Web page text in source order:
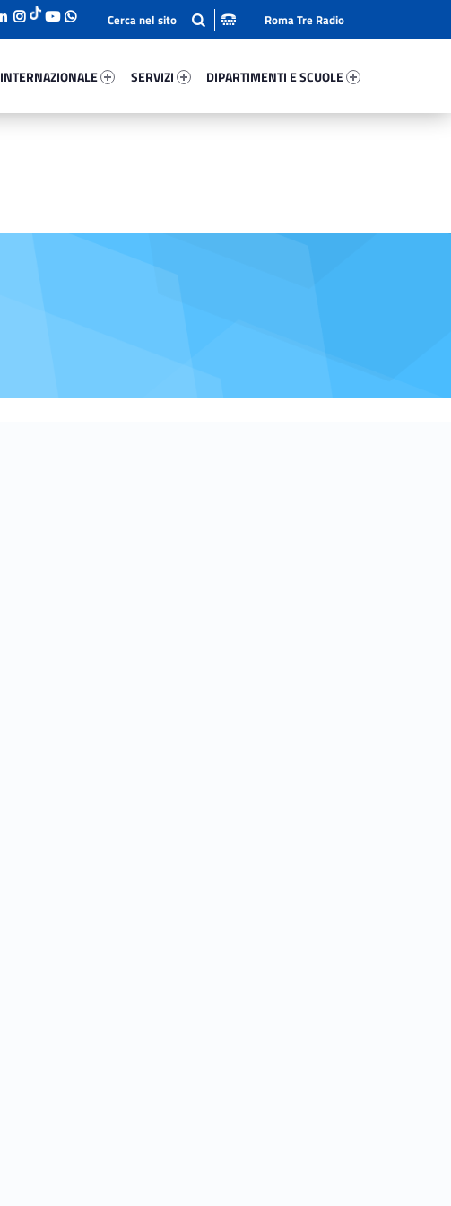
INTERNAZIONALE
SERVIZI
DIPARTIMENTI E SCUOLE
Roma Tre Radio